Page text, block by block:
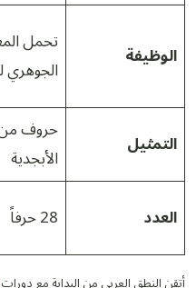
الوظيفة
تحمل
الجوهري
التمثيل
حروف من
الأبجدية
العدد
28 حرفاً